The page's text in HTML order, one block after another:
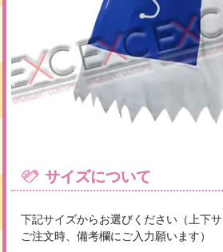
サイズについて
下記サイズからお選びください（上下
ご注文時、備考欄にご入力願います）